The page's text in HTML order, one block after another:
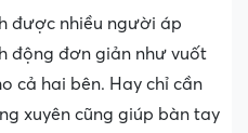
được nhiều người áp
động đơn giản như vuốt
cả hai bên. Hay chỉ cần
xuyên cũng giúp bàn tay